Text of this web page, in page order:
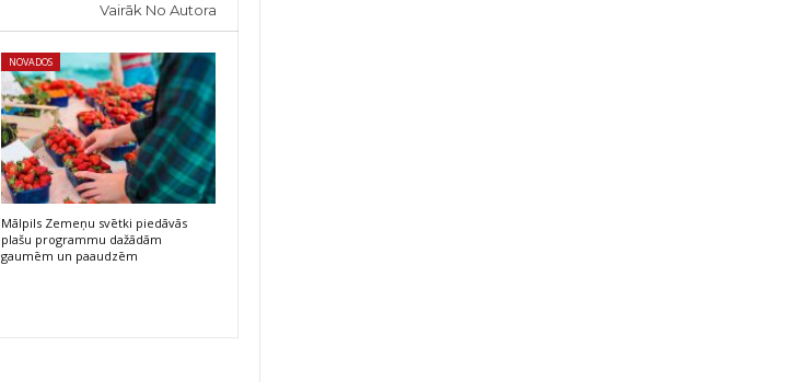
Vairāk No Autora
NOVADOS
Mālpils Zemeņu svētki piedāvās
plašu programmu dažādām
gaumēm un paaudzēm